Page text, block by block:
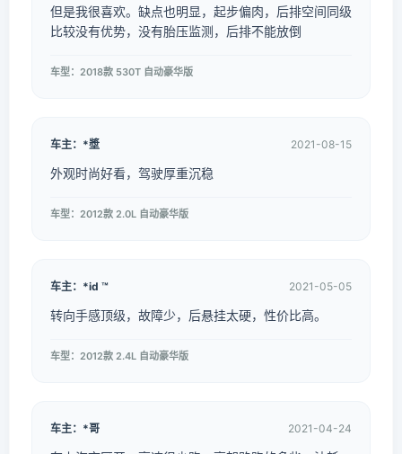
但是我很喜欢。缺点也明显，起步偏肉，后排空间同级
比较没有优势，没有胎压监测，后排不能放倒
车型：2018款 530T 自动豪华版
车主：*墏 2021-08-15
外观时尚好看，驾驶厚重沉稳
车型：2012款 2.0L 自动豪华版
车主：*id ™ 2021-05-05
转向手感顶级，故障少，后悬挂太硬，性价比高。
车型：2012款 2.4L 自动豪华版
车主：*哥 2021-04-24